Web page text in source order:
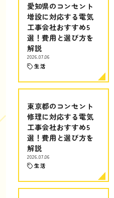
愛知県のコンセント
増設に対応する電気
工事会社おすすめ5
選！費用と選び方を
解説
2026.07.06
生活
東京都のコンセント
修理に対応する電気
工事会社おすすめ5
選！費用と選び方を
解説
2026.07.06
生活